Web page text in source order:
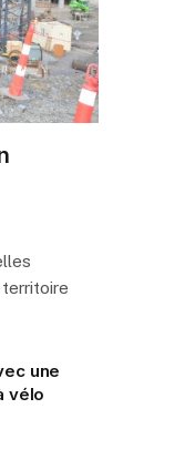
territoire
une
vélo